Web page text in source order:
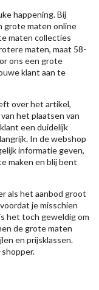
happening. Bij
grote maten online
maten collecties
maten, maat 58-
ons een grote
klant aan te
over het artikel,
het plaatsen van
een duidelijk
In de webshop
informatie geven,
maken en blij bent
als het aanbod groot
je misschien
het toch geweldig om
de grote maten
en prijsklassen.